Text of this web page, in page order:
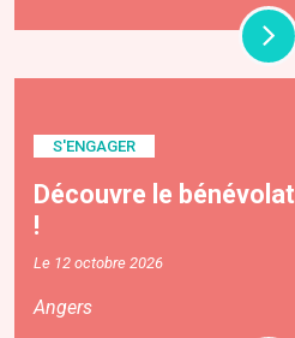
S'ENGAGER
Découvre le
!
Le 12 octobre 2026
Angers